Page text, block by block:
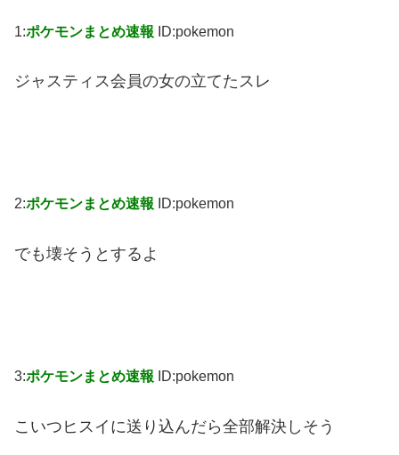
1:ポケモンまとめ速報 ID:pokemon
ジャスティス会員の女の立てたスレ
2:ポケモンまとめ速報 ID:pokemon
でも壊そうとするよ
3:ポケモンまとめ速報 ID:pokemon
こいつヒスイに送り込んだら全部解決しそう